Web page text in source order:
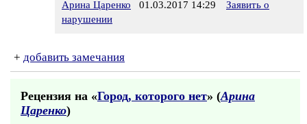
Арина Царенко 01.03.2017 14:29
Заявить о
нарушении
+ добавить замечания
Рецензия на «Город, которого нет» (Арина
Царенко)